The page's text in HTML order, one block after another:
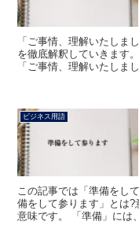
「ご事情、理解いたしま
を徹底解釈していきます
「ご事情、理解いたしま
ビジネス用語
この記事では「準備をし
備をして参ります」とは
意味です。 「準備」には